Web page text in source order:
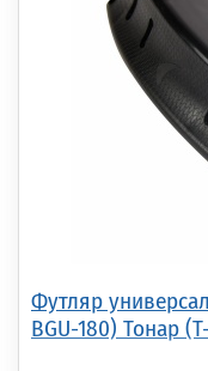
Футляр
BGU-180) Тонар